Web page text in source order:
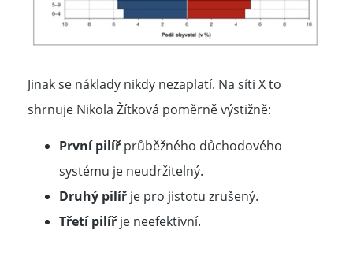
Jinak se náklady nikdy nezaplatí. Na síti Xto
shrnuje Nikola Žítková poměrně výstižně:
První pilířprůběžného důchodového
systému je neudržitelný.
Druhý pilířje pro jistotu zrušený.
Třetí pilířje neefektivní.